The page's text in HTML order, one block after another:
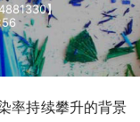
】
率持续攀升的背景